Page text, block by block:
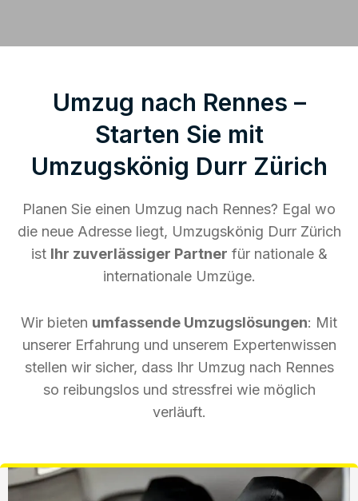
Umzug nach Rennes –
Starten Sie mit
Umzugskönig Durr Zürich
Planen Sie einen Umzug nach Rennes? Egal wo
die neue Adresse liegt, Umzugskönig Durr Zürich
ist Ihr zuverlässiger Partner für nationale &
internationale Umzüge.
Wir bieten umfassende Umzugslösungen: Mit
unserer Erfahrung und unserem Expertenwissen
stellen wir sicher, dass Ihr Umzug nach Rennes
so reibungslos und stressfrei wie möglich
verläuft.